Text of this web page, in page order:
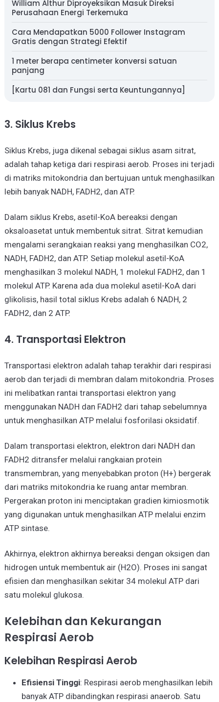
William Althur Diproyeksikan Masuk Direksi
Perusahaan Energi Terkemuka
Cara Mendapatkan 5000 Follower Instagram
Gratis dengan Strategi Efektif
1 meter berapa centimeter konversi satuan
panjang
[Kartu 081 dan Fungsi serta Keuntungannya]
3. Siklus Krebs
Siklus Krebs, juga dikenal sebagai siklus asam sitrat,
adalah tahap ketiga dari respirasi aerob. Proses ini terjadi
di matriks mitokondria dan bertujuan untuk menghasilkan
lebih banyak NADH, FADH2, dan ATP.
Dalam siklus Krebs, asetil-KoA bereaksi dengan
oksaloasetat untuk membentuk sitrat. Sitrat kemudian
mengalami serangkaian reaksi yang menghasilkan CO2,
NADH, FADH2, dan ATP. Setiap molekul asetil-KoA
menghasilkan 3 molekul NADH, 1 molekul FADH2, dan 1
molekul ATP. Karena ada dua molekul asetil-KoA dari
glikolisis, hasil total siklus Krebs adalah 6 NADH, 2
FADH2, dan 2 ATP.
4. Transportasi Elektron
Transportasi elektron adalah tahap terakhir dari respirasi
aerob dan terjadi di membran dalam mitokondria. Proses
ini melibatkan rantai transportasi elektron yang
menggunakan NADH dan FADH2 dari tahap sebelumnya
untuk menghasilkan ATP melalui fosforilasi oksidatif.
Dalam transportasi elektron, elektron dari NADH dan
FADH2 ditransfer melalui rangkaian protein
transmembran, yang menyebabkan proton (H+) bergerak
dari matriks mitokondria ke ruang antar membran.
Pergerakan proton ini menciptakan gradien kimiosmotik
yang digunakan untuk menghasilkan ATP melalui enzim
ATP sintase.
Akhirnya, elektron akhirnya bereaksi dengan oksigen dan
hidrogen untuk membentuk air (H2O). Proses ini sangat
efisien dan menghasilkan sekitar 34 molekul ATP dari
satu molekul glukosa.
Kelebihan dan Kekurangan
Respirasi Aerob
Kelebihan Respirasi Aerob
Efisiensi Tinggi: Respirasi aerob menghasilkan lebih
banyak ATP dibandingkan respirasi anaerob. Satu